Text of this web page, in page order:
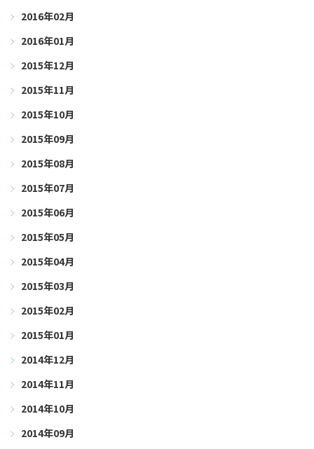
2016年02月
2016年01月
2015年12月
2015年11月
2015年10月
2015年09月
2015年08月
2015年07月
2015年06月
2015年05月
2015年04月
2015年03月
2015年02月
2015年01月
2014年12月
2014年11月
2014年10月
2014年09月